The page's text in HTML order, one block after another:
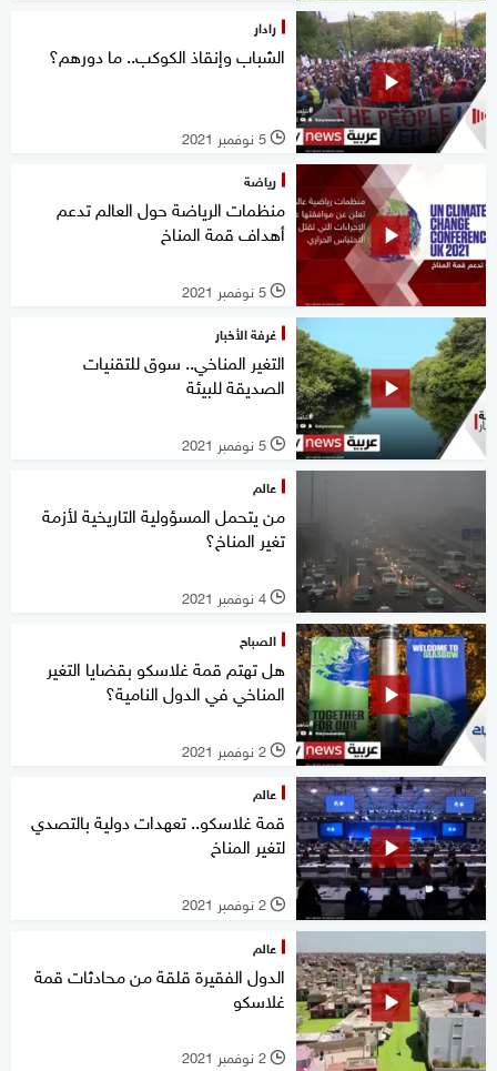
رادار
الشباب وإنقاذ الكوكب.. ما دورهم؟
l 5 نوفمبر 2021
رياضة
منظمات الرياضة حول العالم تدعم
أهداف قمة المناخ
l 5 نوفمبر 2021
غرفة الأخبار
التغير المناخي.. سوق للتقنيات
الصديقة للبيئة
l 5 نوفمبر 2021
عالم
من يتحمل المسؤولية التاريخية لأزمة
تغير المناخ؟
l 4 نوفمبر 2021
الصباح
هل تهتم قمة غلاسكو بقضايا التغير
المناخي في الدول النامية؟
l 2 نوفمبر 2021
عالم
قمة غلاسكو.. تعهدات دولية بالتصدي
لتغير المناخ
l 2 نوفمبر 2021
عالم
الدول الفقيرة قلقة من محادثات قمة
غلاسكو
l 2 نوفمبر 2021